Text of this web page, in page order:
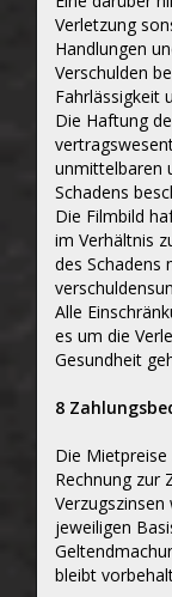
Verletzung
Handlungen
Verschulden
Fahrlässigkeit
Die Haftung
unmittelbaren
Schadens
Die Filmbild
im Verhältnis
des Schadens
Alle
es um die
Gesundheit
8
Die
Rechnung zur
jeweiligen
bleibt